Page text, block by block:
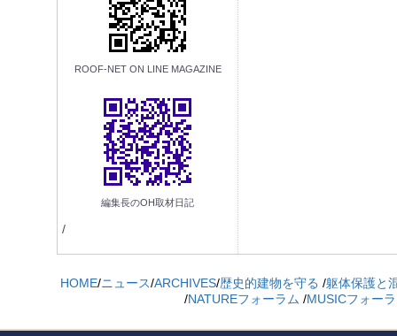
ROOF-NET ON LINE MAGAZINE
編集長のOH取材日記
/
HOME/ニュース/ARCHIVES/歴史的建物を守る /躯体保護と
/NATUREフォーラム /MUSICフォー